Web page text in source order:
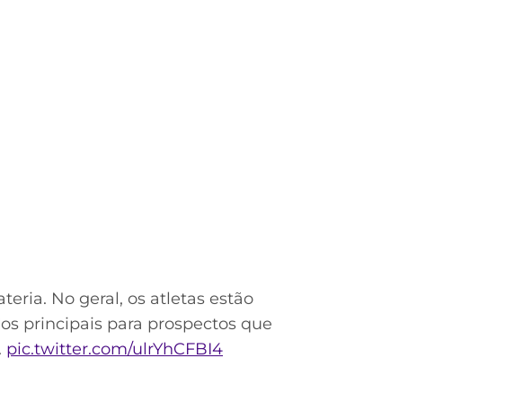
No geral, os atletas estão
principais para prospectos que
pic.twitter.com/ulrYhCFBI4